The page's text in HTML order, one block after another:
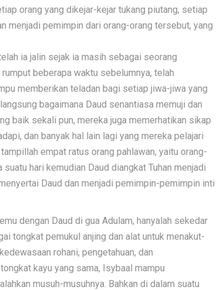
orang yang dikejar-kejar tukang piutang, setiap
menjadi pemimpin dari orang-orang tersebut, yang
ia jalin sejak ia masih sebagai seorang
beberapa waktu sebelumnya, telah
memberikan teladan bagi setiap jiwa-jiwa yang
bagaimana Daud senantiasa memuji dan
baik sekali pun, mereka juga memerhatikan sikap
dan banyak hal lain lagi yang mereka pelajari
empat ratus orang pahlawan, yaitu orang-
hari kemudian Daud diangkat Tuhan menjadi
Daud dan menjadi pemimpin-pemimpin inti
dengan Daud di gua Adulam, hanyalah sekedar
tongkat pemukul anjing dan alat untuk menakut-
rohani, pengetahuan, dan
kayu yang sama, Isybaal mampu
musuh-musuhnya. Bahkan di dalam suatu